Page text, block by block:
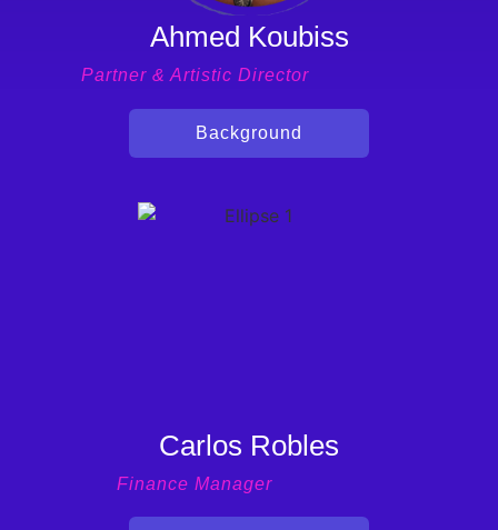
Ahmed Koubiss
Partner & Artistic Director
Background
Carlos Robles
Finance Manager